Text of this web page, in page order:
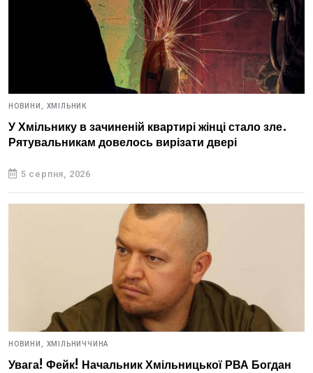
НОВИНИ, ХМІЛЬНИК
У Хмільнику в зачиненій квартирі жінці стало зле.
Рятувальникам довелось вирізати двері
5 серпня, 2026
НОВИНИ, ХМІЛЬНИЧЧИНА
Увага! Фейк! Начальник Хмільницької РВА Богдан